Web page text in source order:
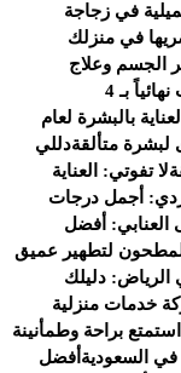
في زجاجة
في منزلك
الجسم وعلاج
سر مكياج النجمات.. كيف تخفين الحبوب نهائياً بـ 4
بالبشرة لعام
لبشرة متألقةدللي
لا تفوتي: العناية
أجمل درجات
العنابي: أفضل
لتطهير عميق
الرياض: دليلك
خدمات منزلية
براحة وطمأنينة
السعودية أفضل